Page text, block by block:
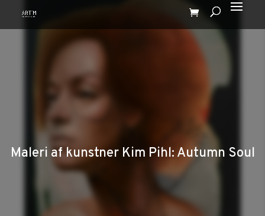
Maleri af kunstner Kim Pihl: Autumn Soul